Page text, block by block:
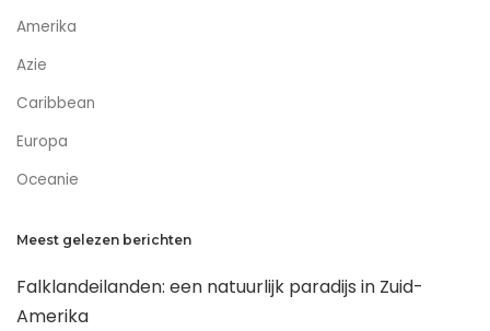
Amerika
Azie
Caribbean
Europa
Oceanie
Meest gelezen berichten
Falklandeilanden: een natuurlijk paradijs in Zuid-
Amerika